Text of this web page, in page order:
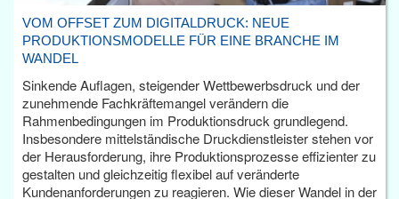
VOM OFFSET ZUM DIGITALDRUCK: NEUE
PRODUKTIONSMODELLE FÜR EINE BRANCHE IM
WANDEL
Sinkende Auflagen, steigender Wettbewerbsdruck und der
zunehmende Fachkräftemangel verändern die
Rahmenbedingungen im Produktionsdruck grundlegend.
Insbesondere mittelständische Druckdienstleister stehen vor
der Herausforderung, ihre Produktionsprozesse effizienter zu
gestalten und gleichzeitig flexibel auf veränderte
Kundenanforderungen zu reagieren. Wie dieser Wandel in der